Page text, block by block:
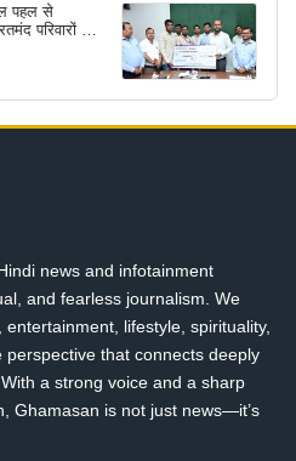
पहल से
परिवारों का
news and infotainment
and fearless journalism. We
lifestyle, spirituality,
that connects deeply
a strong voice and a sharp
Ghamasan is not just news—it’s